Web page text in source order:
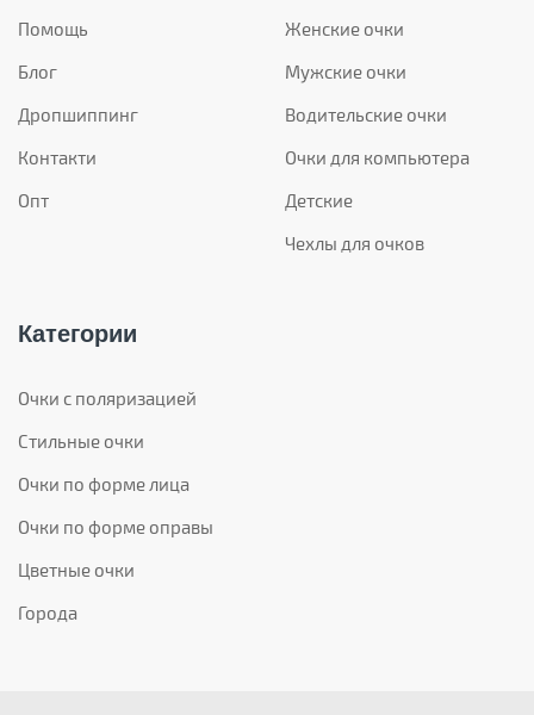
Помощь
Блог
Дропшиппинг
Контакти
Опт
Женские очки
Мужские очки
Водительские очки
Очки для компьютера
Детские
Чехлы для очков
Категории
Очки с поляризацией
Стильные очки
Очки по форме лица
Очки по форме оправы
Цветные очки
Города